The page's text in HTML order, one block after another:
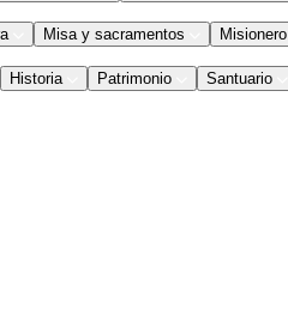
Misa y sacramentos Misionero
Historia Patrimonio Santuario